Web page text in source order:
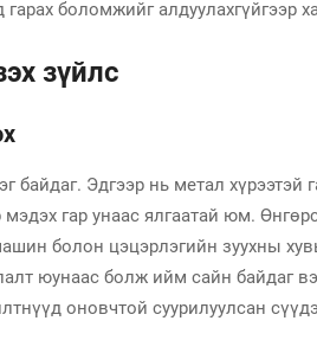
боломжийг алдуулахгүйгээр
зүйлс
Эдгээр нь метал хүрээтэй
гар унаас ялгаатай юм.
болон цэцэрлэгийн зуухны
юунаас болж ийм сайн байдаг
оновчтой суурилуулсан